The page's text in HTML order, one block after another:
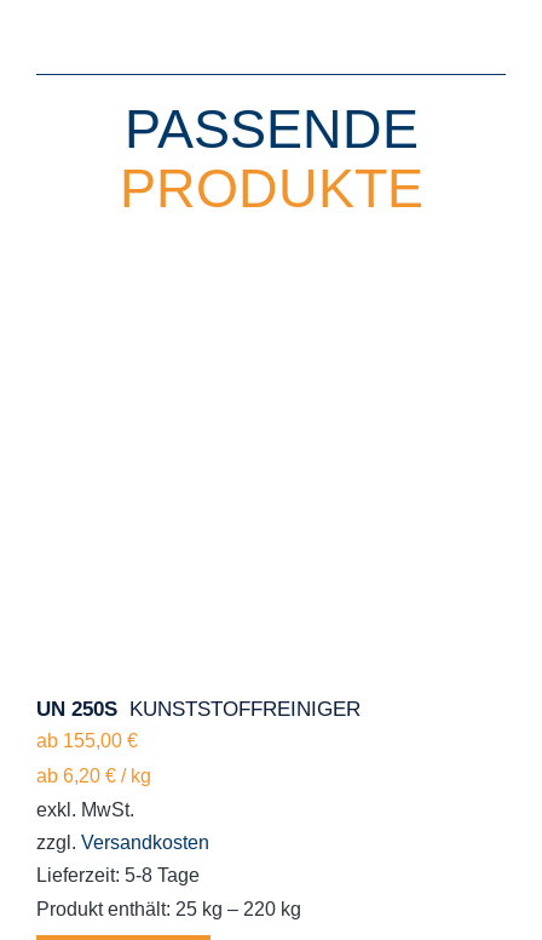
PASSENDE
PRODUKTE
UN 250S KUNSTSTOFFREINIGER
ab 155,00 €
ab 6,20 €/ kg
exkl. MwSt.
zzgl. Versandkosten
Lieferzeit: 5-8 Tage
Produkt enthält: 25 kg – 220 kg